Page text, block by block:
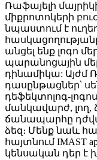
Ռաֆայելի
միքրոտոկերի
նպաստում է
անցել ենք լոգո
պարանոցային
դինամիկա: Այժմ
դասընթացներ՝
դեֆեկտոլոգ-
մանկավարժ, լող,
ճանապարհը դժվար
ձեզ։ Մենք նաև
հայտնում IMAST
կենսական դեր է